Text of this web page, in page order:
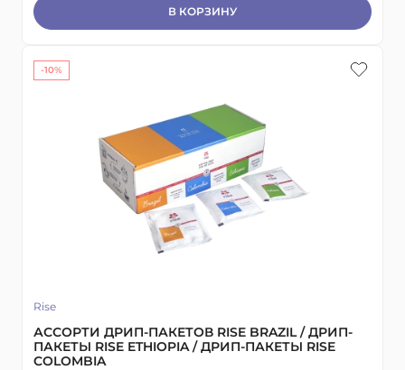
В КОРЗИНУ
Rise
АССОРТИ ДРИП-ПАКЕТОВ RISE BRAZIL / ДРИП-
ПАКЕТЫ RISE ETHIOPIA / ДРИП-ПАКЕТЫ RISE
COLOMBIA
-10%